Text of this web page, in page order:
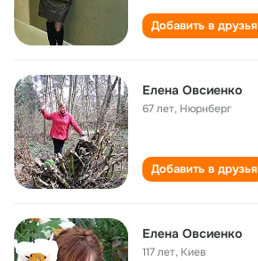
Добавить в друзья
Елена Овсиенко
67 лет, Нюрнберг
Добавить в друзья
Елена Овсиенко
117 лет, Киев